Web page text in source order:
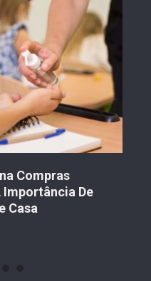
Compras
Importância De
Casa